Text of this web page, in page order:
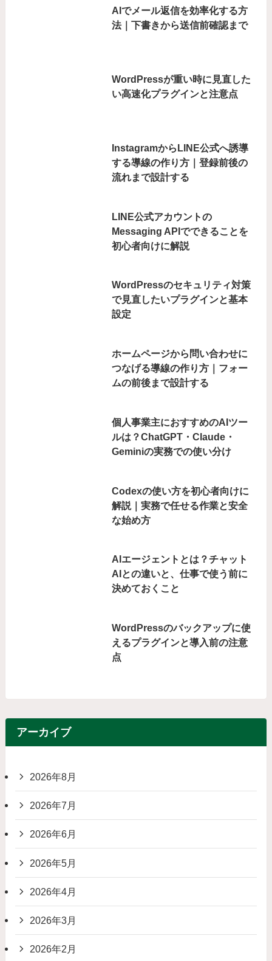
AIでメール返信を効率化する方
法｜下書きから送信前確認まで
WordPressが重い時に見直した
い高速化プラグインと注意点
InstagramからLINE公式へ誘導
する導線の作り方｜登録前後の
流れまで設計する
LINE公式アカウントの
Messaging APIでできることを
初心者向けに解説
WordPressのセキュリティ対策
で見直したいプラグインと基本
設定
ホームページから問い合わせに
つなげる導線の作り方｜フォー
ムの前後まで設計する
個人事業主におすすめのAIツー
ルは？ChatGPT・Claude・
Geminiの実務での使い分け
Codexの使い方を初心者向けに
解説｜実務で任せる作業と安全
な始め方
AIエージェントとは？チャット
AIとの違いと、仕事で使う前に
決めておくこと
WordPressのバックアップに使
えるプラグインと導入前の注意
点
アーカイブ
2026年8月
2026年7月
2026年6月
2026年5月
2026年4月
2026年3月
2026年2月